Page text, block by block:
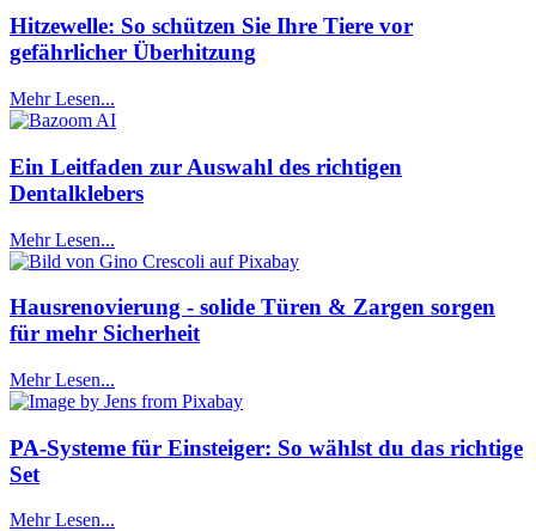
Hitzewelle: So schützen Sie Ihre Tiere vor
gefährlicher Überhitzung
Mehr Lesen...
Ein Leitfaden zur Auswahl des richtigen
Dentalklebers
Mehr Lesen...
Hausrenovierung - solide Türen & Zargen sorgen
für mehr Sicherheit
Mehr Lesen...
PA-Systeme für Einsteiger: So wählst du das richtige
Set
Mehr Lesen...